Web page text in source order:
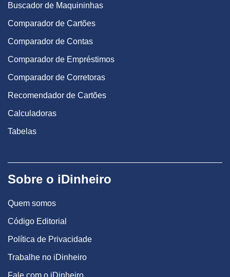
Buscador de Maquininhas
Comparador de Cartões
Comparador de Contas
Comparador de Empréstimos
Comparador de Corretoras
Recomendador de Cartões
Calculadoras
Tabelas
Sobre o iDinheiro
Quem somos
Código Editorial
Política de Privacidade
Trabalhe no iDinheiro
Fale com o iDinheiro